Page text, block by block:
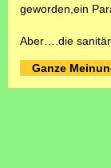
geworden,ein
Aber….die
Ganze